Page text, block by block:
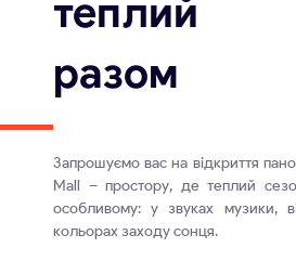
теплий
разом
Запрошуємо вас на відкриття
Mall – простору, де теплий
особливому: у звуках музики,
кольорах заходу сонця.